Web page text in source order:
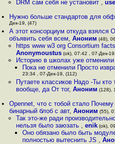
DRM сам себя не установит ,
Нужно больше стандартов для
Дек-19, (47)
А этот консорциум откуда взялся
объявить себя всем,Аноним (48),
https www w3 org Consortium
Anonymoustus(ok), 07:42 , 07-Дек-
Историю в школах уже отменили
Пока не отменили Просто
23:34 , 07-Дек-19, (112)
Путаете классиков Надо -Ты
вообще, да От тог, Аноним (128),
Opennet, что с тобой стало
бинарный блоб с авт,Аноним (55),
Так это-же ради
нельзя было заюзать , enik(ok),
Оно обязано было быть
полностью вытеснить JS ,